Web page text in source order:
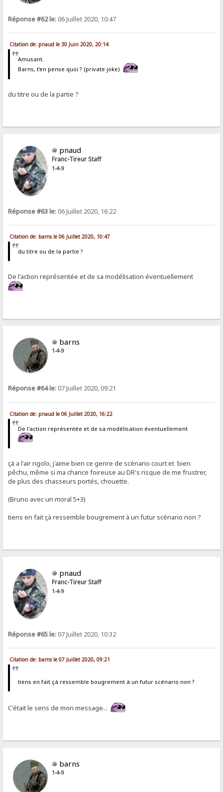
Réponse #62 le: 06 Juillet 2020, 10:47
Citation de: pnaud le 30 Juin 2020, 20:14
Amusant.
Barns, t'en pense quoi ? (private joke)
du titre ou de la partie ?
pnaud
Franc-Tireur Staff
1-4-9
Réponse #63 le: 06 Juillet 2020, 16:22
Citation de: barns le 06 Juillet 2020, 10:47
du titre ou de la partie ?
De l'action représentée et de sa modélisation éventuellement
barns
1-4-9
Réponse #64 le: 07 Juillet 2020, 09:21
Citation de: pnaud le 06 Juillet 2020, 16:22
De l'action représentée et de sa modélisation éventuellement
çà a l'air rigolo, j'aime bien ce genre de scénario court et bien
pêchu, même si ma chance foireuse au DR's risque de me frustrer,
de plus des chasseurs portés, chouette.
(Bruno avec un moral 5+3)
tiens en fait çà ressemble bougrement à un futur scénario non ?
pnaud
Franc-Tireur Staff
1-4-9
Réponse #65 le: 07 Juillet 2020, 10:32
Citation de: barns le 07 Juillet 2020, 09:21
tiens en fait çà ressemble bougrement à un futur scénario non ?
C'était le sens de mon message...
barns
1-4-9